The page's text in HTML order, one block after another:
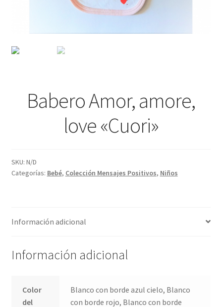
Babero Amor, amore,
love «Cuori»
SKU: N/D
Categorías: Bebé, Colección Mensajes Positivos, Niños
Información adicional
Información adicional
Color
del
Blanco con borde azul cielo, Blanco
con borde rojo, Blanco con borde